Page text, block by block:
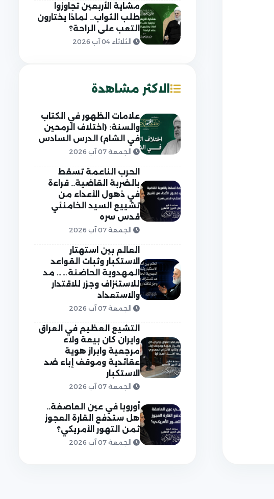
مشاية الأربعين تجاوزوا
طلب الثواب.. لماذا يختارون
التعب على الراحة؟
الثلاثاء 04 آب 2026
الاكثر مشاهدة
علامات الظهور في الكتاب
والسنة: (اختلاف الرمحين
في الشام) الدرس السادس
الجمعة 07 آب 2026
الحرب الناعمة تسقط
بالضربة القاضية.. قراءة
في ذهول الأعداء من
تشييع السيد الخامنئي
قدس سره
الجمعة 07 آب 2026
العالم بين استهتار
الاستكبار وثبات القواعد
المهدوية الحاضنة…… مد
للاستنزاف وجزر للاقتدار
والاستعداد
الجمعة 07 آب 2026
التشيع العظيم في العراق
وايران كان بيعة ولاء
مرجعية وابراز هوية
عقائدية وموقف إباء ضد
الاستكبار
الجمعة 07 آب 2026
أوروبا في عين العاصفة..
هل ستدفع القارة العجوز
ثمن التهور الأمريكي؟
الجمعة 07 آب 2026